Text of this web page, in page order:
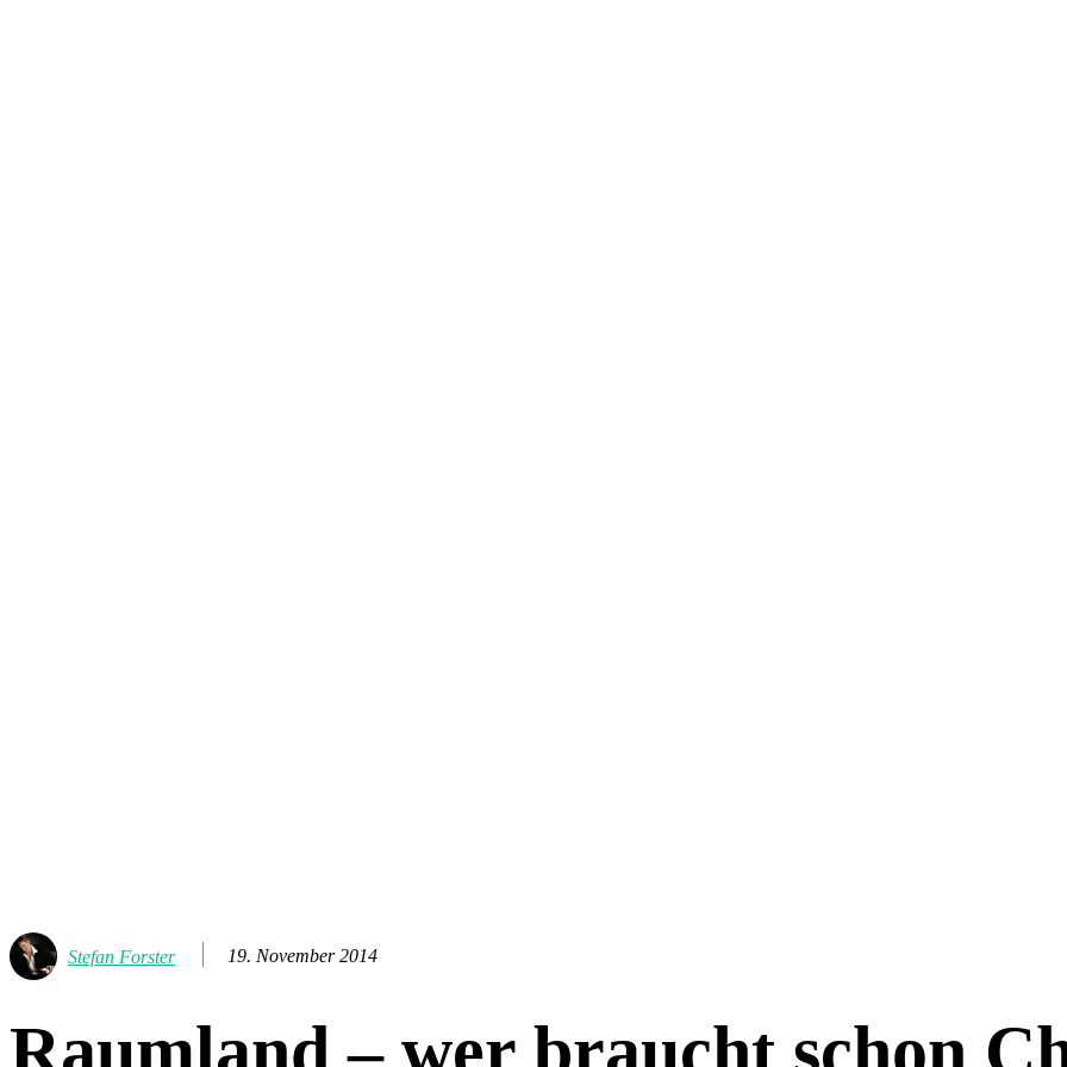
Stefan Forster 19. November 2014